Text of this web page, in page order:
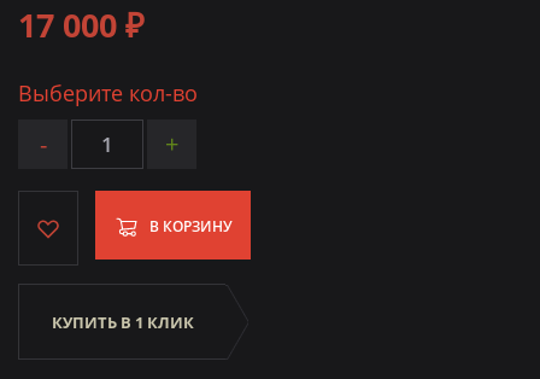
17 000 ₽
Выберите кол-во
- +
В КОРЗИНУ
КУПИТЬ В 1 КЛИК